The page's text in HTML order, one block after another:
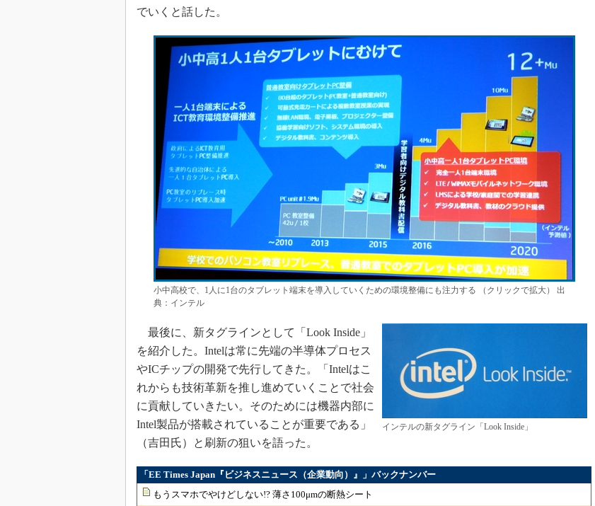
でいくと話した。
小中高校で、1人に1台のタブレット端末を導入していくための環境整備にも注力する （クリックで拡大） 出
典：インテル
インテルの新タグライン「Look Inside」
最後に、新タグラインとして「Look Inside」
を紹介した。Intelは常に先端の半導体プロセス
やICチップの開発で先行してきた。「Intelはこ
れからも技術革新を推し進めていくことで社会
に貢献していきたい。そのためには機器内部に
Intel製品が搭載されていることが重要である」
（吉田氏）と刷新の狙いを語った。
「EE Times Japan『ビジネスニュース（企業動向）』」バックナンバー
もうスマホでやけどしない!? 薄さ100μmの断熱シート